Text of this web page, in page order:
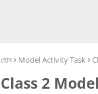
হোম Model Activity Task
Class 2